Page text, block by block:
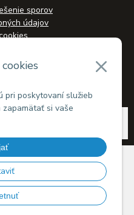
pri poskytovaní služieb
zapamätať si vaše
sporov
údajov
spolupráca